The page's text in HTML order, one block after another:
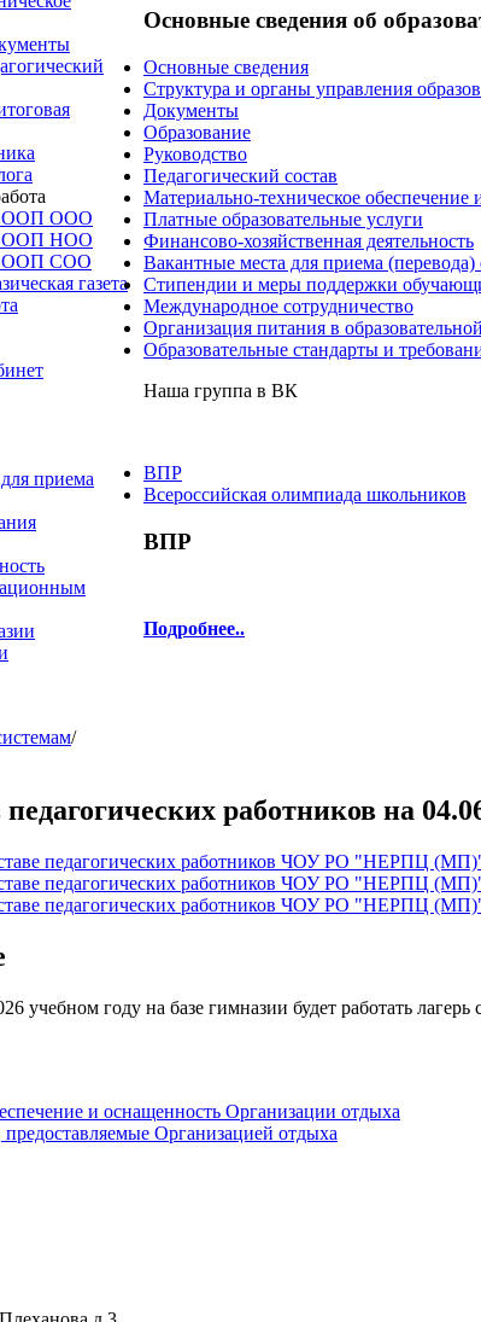
ООП ООО
ООП НОО
ООП СОО
газета
приема
/
работников на
педагогических работников ЧОУ РО "НЕРПЦ
педагогических работников ЧОУ РО "НЕРПЦ
педагогических работников ЧОУ РО "НЕРПЦ
учебном году на базе гимназии будет работать
и оснащенность Организации отдыха
Организацией отдыха
Основные сведения об
Основные сведения
Структура и органы управления
Документы
Образование
Руководство
Педагогический состав
Материально-техническое обеспечение
Платные образовательные услуги
Финансово-хозяйственная деятельность
Вакантные места для приема
Стипендии и меры поддержки
Международное сотрудничество
Организация питания в
Образовательные стандарты и
Наша группа в ВК
ВПР
Всероссийская олимпиада школьников
ВПР
Подробнее..